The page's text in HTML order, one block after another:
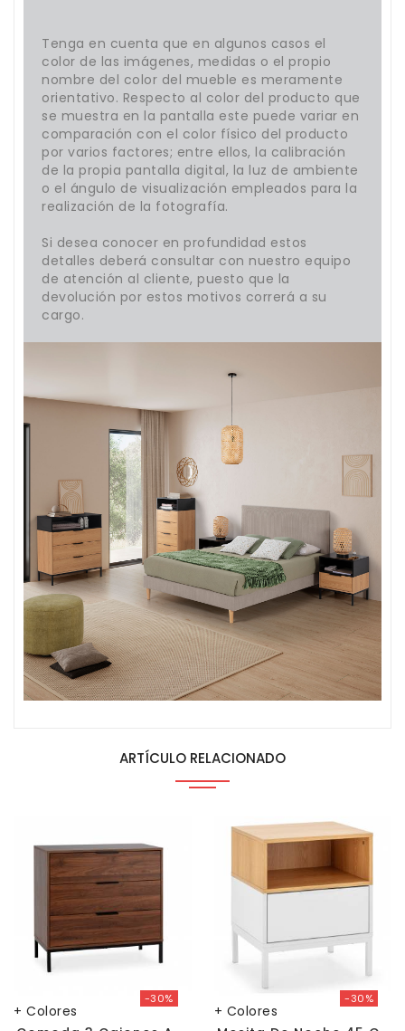
Tenga en cuenta que en algunos casos el
color de las imágenes, medidas o el propio
nombre del color del mueble es meramente
orientativo. Respecto al color del producto que
se muestra en la pantalla este puede variar en
comparación con el color físico del producto
por varios factores; entre ellos, la calibración
de la propia pantalla digital, la luz de ambiente
o el ángulo de visualización empleados para la
realización de la fotografía.
Si desea conocer en profundidad estos
detalles deberá consultar con nuestro equipo
de atención al cliente, puesto que la
devolución por estos motivos correrá a su
cargo.
ARTÍCULO RELACIONADO
+ Colores
-30%
+ Colores
-30%